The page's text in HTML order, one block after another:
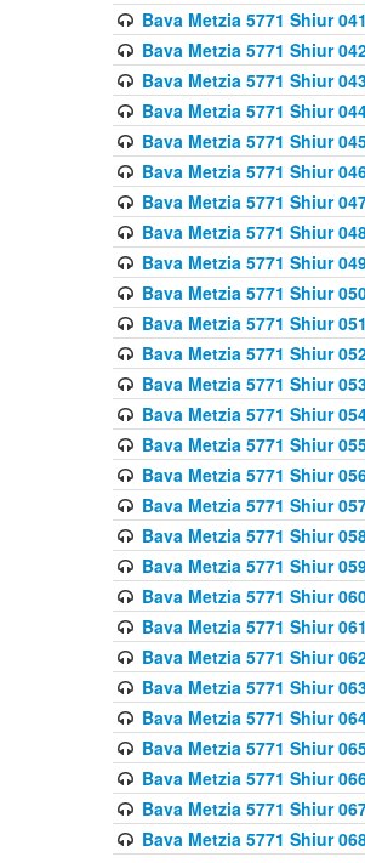
Bava Metzia 5771 Shiur
Bava Metzia 5771 Shiur
Bava Metzia 5771 Shiur
Bava Metzia 5771 Shiur
Bava Metzia 5771 Shiur
Bava Metzia 5771 Shiur
Bava Metzia 5771 Shiur
Bava Metzia 5771 Shiur
Bava Metzia 5771 Shiur
Bava Metzia 5771 Shiur
Bava Metzia 5771 Shiur
Bava Metzia 5771 Shiur
Bava Metzia 5771 Shiur
Bava Metzia 5771 Shiur
Bava Metzia 5771 Shiur
Bava Metzia 5771 Shiur
Bava Metzia 5771 Shiur
Bava Metzia 5771 Shiur
Bava Metzia 5771 Shiur
Bava Metzia 5771 Shiur
Bava Metzia 5771 Shiur
Bava Metzia 5771 Shiur
Bava Metzia 5771 Shiur
Bava Metzia 5771 Shiur
Bava Metzia 5771 Shiur
Bava Metzia 5771 Shiur
Bava Metzia 5771 Shiur
Bava Metzia 5771 Shiur